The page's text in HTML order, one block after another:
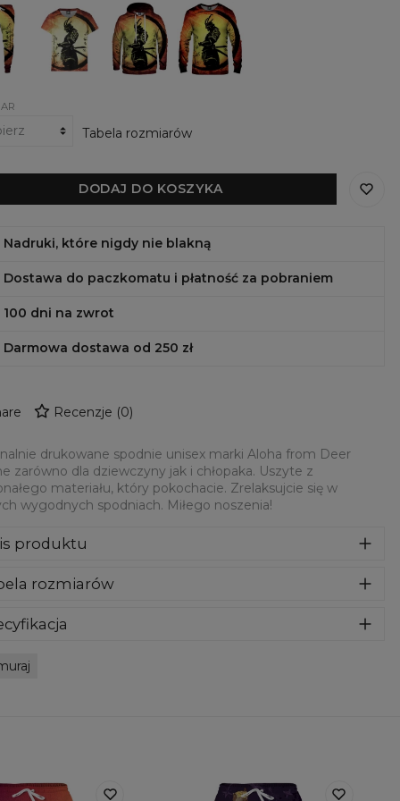
Damski
t-
shirt
Lone
Samurai
Damska
bluza
kapturem
Lone
Samurai
Damska
bluza
Lone
Samurai
Tabela rozmiarów
DODAJ DO KOSZYKA
Nadruki, które nigdy nie blakną
Dostawa do paczkomatu i płatność za pobraniem
100 dni na zwrot
Darmowa dostawa od 250 zł
Recenzje (0)
drukowane spodnie unisex marki Aloha from Deer
zarówno dla dziewczyny jak i chłopaka. Uszyte z
materiału, który pokochacie. Zrelaksujcie się w
wygodnych spodniach. Miłego noszenia!
produktu
z połączenia bawełny i poliestru. Posiadają
i przyjemne w noszeniu.
rozmiarów